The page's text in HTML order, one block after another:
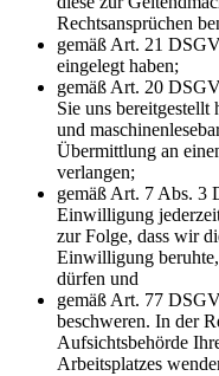
Rechtsansprüchen
gemäß Art. 21
eingelegt haben;
gemäß Art. 20
Sie uns bereitgestellt
und
Übermittlung an
verlangen;
gemäß Art. 7 Abs. 3
Einwilligung
zur Folge, dass wir
Einwilligung
dürfen und
gemäß Art. 77
beschweren. In der
Aufsichtsbehörde
Arbeitsplatzes